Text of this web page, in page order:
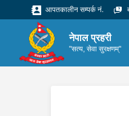
आपतकालीन सम्पर्क नं.
नेपाल प्रहरी
"सत्य, सेवा सुरक्षणम्"